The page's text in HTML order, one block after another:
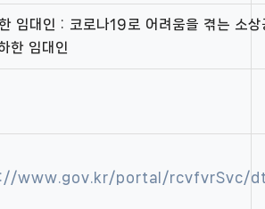
임대인 : 코로나19로 어려움을 겪는 소상
한 임대인
www.gov.kr/portal/rcvfvrSvc/